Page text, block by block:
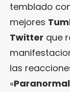
temblado
mejores
Twitter que
las
«